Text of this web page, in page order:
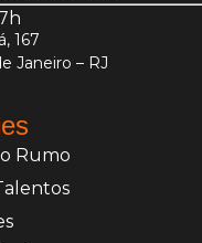
167
Janeiro – RJ
Rumo